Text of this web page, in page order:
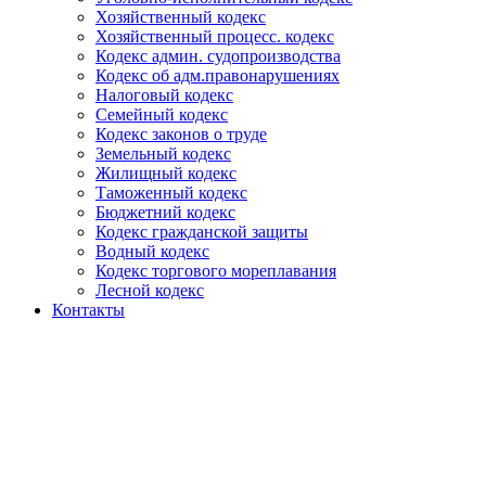
Хозяйственный кодекс
Хозяйственный процесс. кодекс
Кодекс админ. судопроизводства
Кодекс об адм.правонарушениях
Налоговый кодекс
Семейный кодекс
Кодекс законов о труде
Земельный кодекс
Жилищный кодекс
Таможенный кодекс
Бюджетний кодекс
Кодекс гражданской защиты
Водный кодекс
Кодекс торгового мореплавания
Лесной кодекс
Контакты